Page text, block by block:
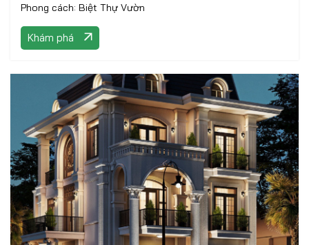
Phong cách: Biệt Thự Vườn
Khám phá